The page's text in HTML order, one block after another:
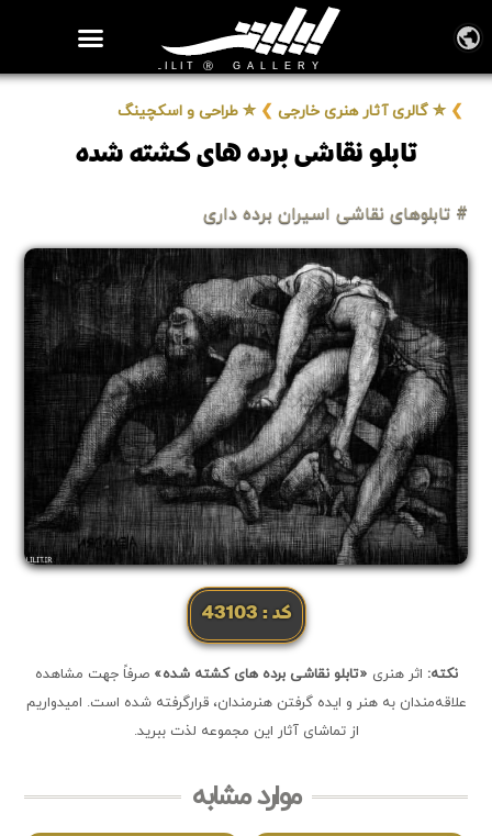
❯ ✮ گالری آثار هنری خارجی ❯ ✮ طراحی و اسکچینگ
تابلو نقاشی برده های کشته شده
# تابلوهای نقاشی اسیران برده داری
کد: 43103
نکته: اثر هنری «تابلو نقاشی برده های کشته شده» صرفاً جهت مشاهده
علاقه‌مندان به هنر و ایده گرفتن هنرمندان، قرارگرفته شده است. امیدواریم
از تماشای آثار این مجموعه لذت ببرید.
موارد مشابه